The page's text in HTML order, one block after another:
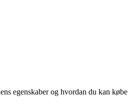
egenskaber og hvordan du kan købe